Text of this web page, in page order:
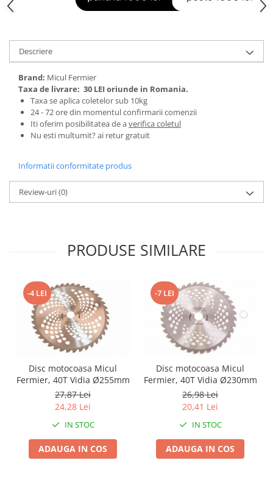
Tractoraș de tuns gazonul
Incubatoare, oparitoare si
deplumatoare
Echipamente pentru animale
Aparate de tuns animale
Piese si accesorii aparate de tuns
animale
Tarcuri animale
Semanatori
Masini batut stalpi si accesorii
Roabe & accesorii
Casute gradina si cutii depozitare
Zdrobitoare si teascuri
Teascuri
Zdrobitoare electrice
Zdrobitoare electrice & manuale
Zdrobitoare manuale
Masini de cusut si accesorii
Articole antidaunatori gradina
Sere si solarii
Suflante si aspiratoare exterior
Unelte altoit
Unelte manuale de gradina -
Descriere
Brand: Micul Fermier
Taxa de livrare: 30 LEI oriunde in Romania.
Taxa se aplica coletelor sub 10kg
24 - 72 ore din momentul confirmarii comenzii
Iti oferim posibilitatea de averifica coletul
Nu esti multumit? ai retur gratuit
Informatii conformitate produs
Review-uri(0)
PRODUSE SIMILARE
-4 LEI
Disc motocoasa Micul
Fermier, 40T Vidia Ø255mm
27,87 Lei
24,28 Lei
IN STOC
ADAUGA IN COS
-7 LEI
Disc motocoasa Micul
Fermier, 40T Vidia Ø230mm
26,98 Lei
20,41 Lei
IN STOC
ADAUGA IN COS